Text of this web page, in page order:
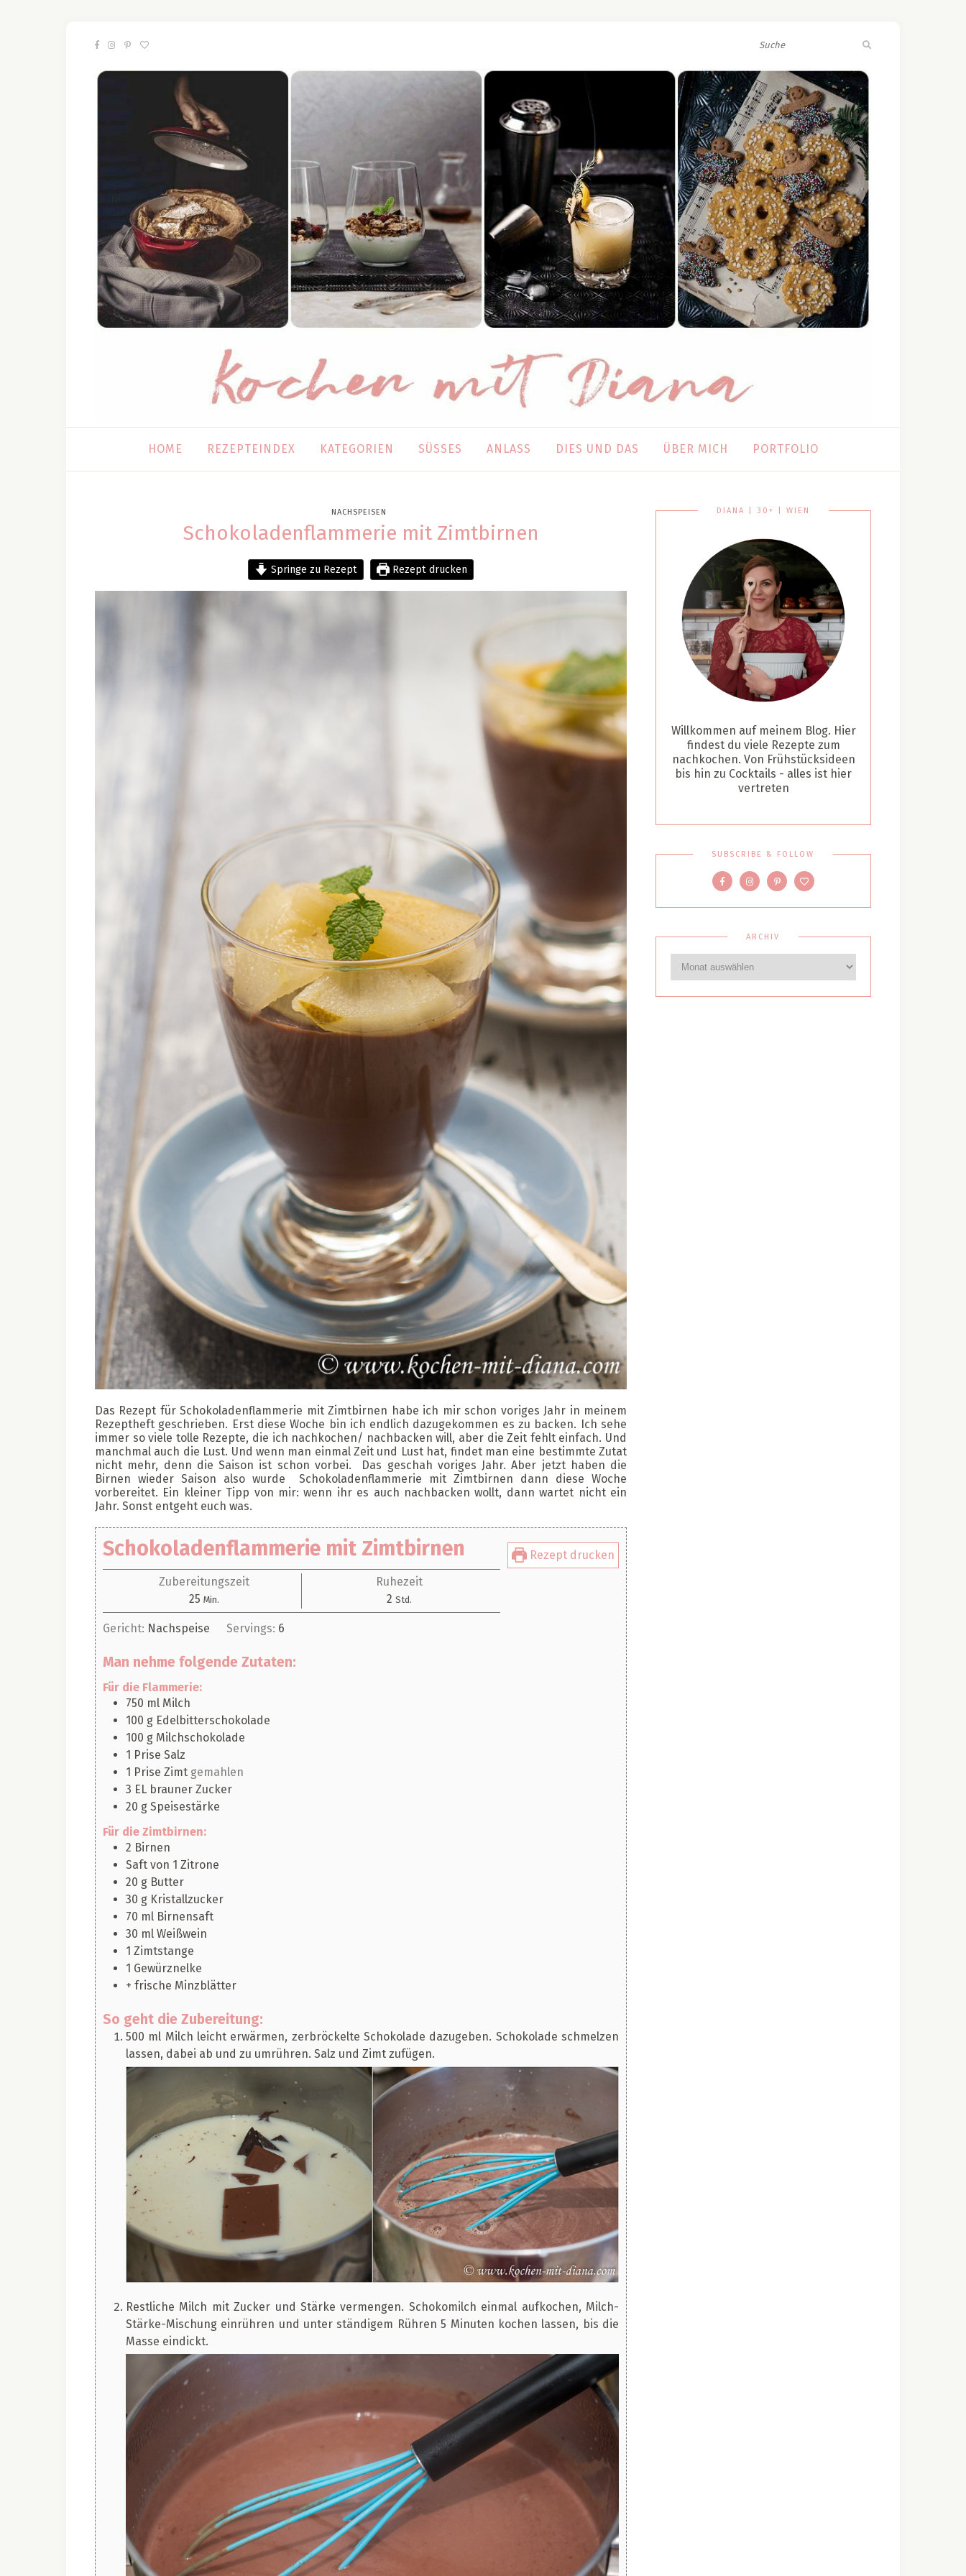
HOME REZEPTEINDEX KATEGORIEN SÜSSES ANLASS DIES UND DAS ÜBER MICH PORTFOLIO
NACHSPEISEN
Schokoladenflammerie mit Zimtbirnen
Springe zu Rezept Rezept drucken
Das Rezept für Schokoladenflammerie mit Zimtbirnen habe ich mir schon voriges Jahr in meinem
Rezeptheft geschrieben. Erst diese Woche bin ich endlich dazugekommen es zu backen. Ich sehe
immer so viele tolle Rezepte, die ich nachkochen/ nachbacken will, aber die Zeit fehlt einfach. Und
manchmal auch die Lust. Und wenn man einmal Zeit und Lust hat, findet man eine bestimmte Zutat
nicht mehr, denn die Saison ist schon vorbei.
Das geschah voriges Jahr. Aber jetzt haben die
Birnen wieder Saison also wurde
Schokoladenflammerie mit Zimtbirnen dann diese Woche
vorbereitet. Ein kleiner Tipp von mir: wenn ihr es auch nachbacken wollt, dann wartet nicht ein
Jahr. Sonst entgeht euch was.
Rezept drucken
Schokoladenflammerie mit Zimtbirnen
Zubereitungszeit
25Minuten
Min.
Ruhezeit
2 Stunden
Std.
Gericht: Nachspeise Servings: 6
Man nehme folgende Zutaten:
Für die Flammerie:
750 ml Milch
100 g Edelbitterschokolade
100 g Milchschokolade
1 Prise Salz
1 Prise Zimt gemahlen
3 EL brauner Zucker
20 g Speisestärke
Für die Zimtbirnen:
2 Birnen
Saft von 1 Zitrone
20 g Butter
30 g Kristallzucker
70 ml Birnensaft
30 ml Weißwein
1 Zimtstange
1 Gewürznelke
+ frische Minzblätter
So geht die Zubereitung:
500 ml Milch leicht erwärmen, zerbröckelte Schokolade dazugeben. Schokolade schmelzen
lassen, dabei ab und zu umrühren. Salz und Zimt zufügen.
Restliche Milch mit Zucker und Stärke vermengen. Schokomilch einmal aufkochen, Milch-
Stärke-Mischung einrühren und unter ständigem Rühren 5 Minuten kochen lassen, bis die
Masse eindickt.
DIANA | 30+ | WIEN
Willkommen auf meinem Blog. Hier
findest du viele Rezepte zum
nachkochen. Von Frühstücksideen
bis hin zu Cocktails - alles ist hier
vertreten
SUBSCRIBE & FOLLOW
ARCHIV